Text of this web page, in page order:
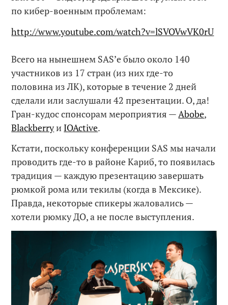
по кибер-военным проблемам:
http://www.youtube.com/watch?v=lSVOVwVK0rU
Всего на нынешнем SAS’е было около 140
участников из 17 стран (из них где-то
половина из ЛК), которые в течение 2 дней
сделали или заслушали 42 презентации. О, да!
Гран-кудос спонсорам мероприятия — Abobe,
Blackberryи IOActive.
Кстати, поскольку конференции SAS мы начали
проводить где-то в районе Кариб, то появилась
традиция — каждую презентацию завершать
рюмкой рома или текилы (когда в Мексике).
Правда, некоторые спикеры жаловались —
хотели рюмку ДО, а не после выступления.